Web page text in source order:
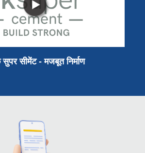
सीमेंट - मजबूत निर्माण